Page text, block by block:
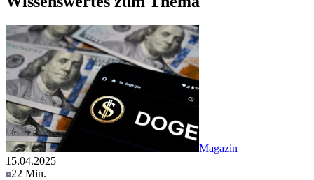
Magazin
15.04.2025
22 Min.